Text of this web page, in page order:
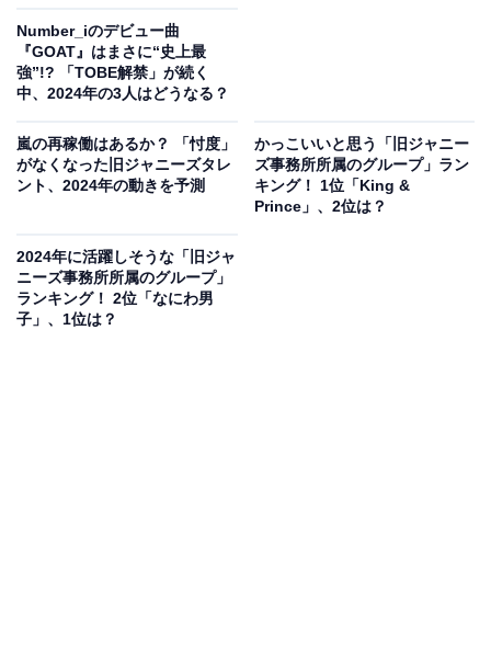
Number_iのデビュー曲
『GOAT』はまさに“史上最
強”!? 「TOBE解禁」が続く
中、2024年の3人はどうなる？
嵐の再稼働はあるか？ 「忖度」
がなくなった旧ジャニーズタレ
ント、2024年の動きを予測
かっこいいと思う「旧ジャニー
ズ事務所所属のグループ」ラン
キング！ 1位「King &
Prince」、2位は？
2024年に活躍しそうな「旧ジャ
ニーズ事務所所属のグループ」
ランキング！ 2位「なにわ男
子」、1位は？